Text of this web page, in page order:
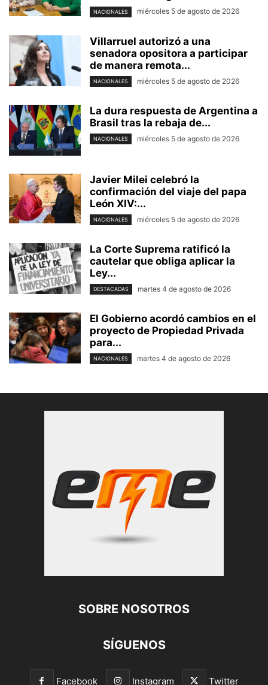
NACIONALES miércoles 5 de agosto de 2026
Villarruel autorizó a una
senadora opositora a participar
de manera remota...
NACIONALES miércoles 5 de agosto de 2026
La dura respuesta de Argentina a
Brasil tras la rebaja de...
NACIONALES miércoles 5 de agosto de 2026
Javier Milei celebró la
confirmación del viaje del papa
León XIV:...
NACIONALES miércoles 5 de agosto de 2026
La Corte Suprema ratificó la
cautelar que obliga aplicar la
Ley...
DESTACADAS martes 4 de agosto de 2026
El Gobierno acordó cambios en el
proyecto de Propiedad Privada
para...
NACIONALES martes 4 de agosto de 2026
SOBRE NOSOTROS
SÍGUENOS
Facebook Instagram Twitter